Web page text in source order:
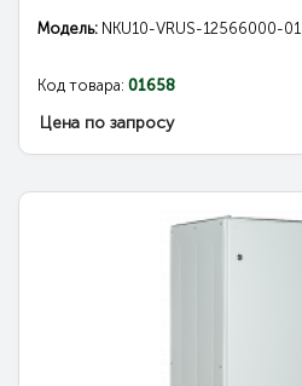
Модель: NKU10-VRUS-12566000-01
Код товара: 01658
Цена по запросу